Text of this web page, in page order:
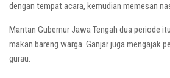
dengan tempat acara, kemudian memesan
Mantan Gubernur Jawa Tengah dua periode
makan bareng warga. Ganjar juga mengajak
gurau.